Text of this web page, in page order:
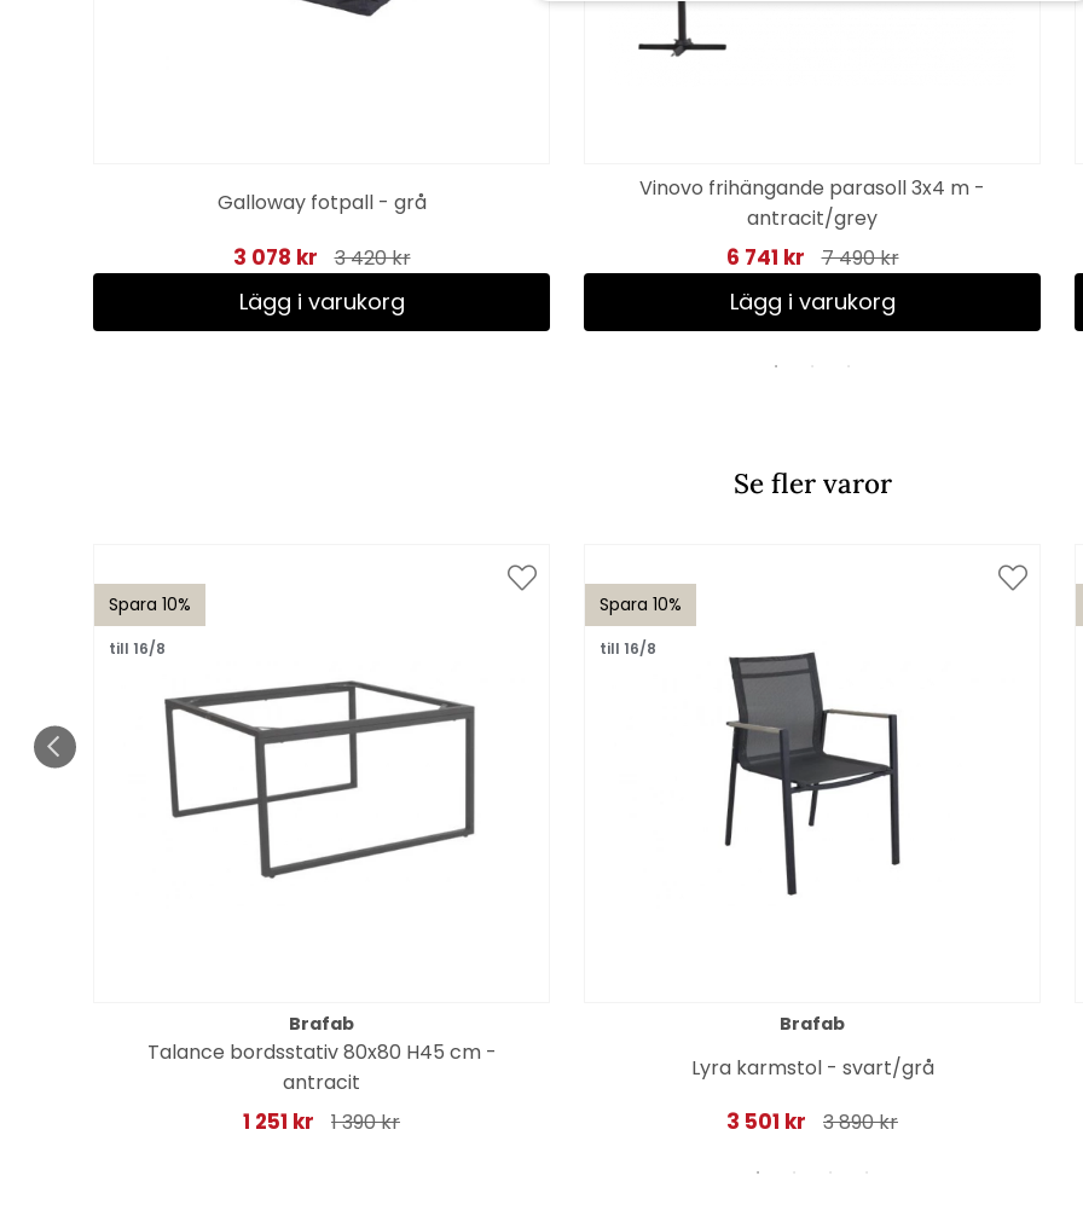
Galloway fotpall - grå
3 078 kr 3 420 kr
Lägg i varukorg
Vinovo frihängande parasoll 3x4 m -
antracit/grey
6 741 kr 7 490 kr
Lägg i varukorg
Se fler varor
Spara 10%
till 16/8
Brafab
Talance bordsstativ 80x80 H45 cm -
antracit
1 251 kr 1 390 kr
Spara 10%
till 16/8
Brafab
Lyra karmstol - svart/grå
3 501 kr 3 890 kr